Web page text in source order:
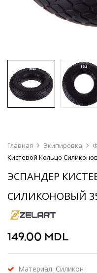
Главная Экипировка
Кистевой Кольцо
ЭСПАНДЕР
СИЛИКОНОВЫЙ
149.00 MDL
Материал: Силикон